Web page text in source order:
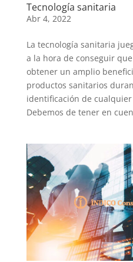
Tecnología sanitaria
Abr 4, 2022
La tecnología sanitaria
a la hora de conseguir
obtener un amplio
productos sanitarios
identificación de
Debemos de tener en